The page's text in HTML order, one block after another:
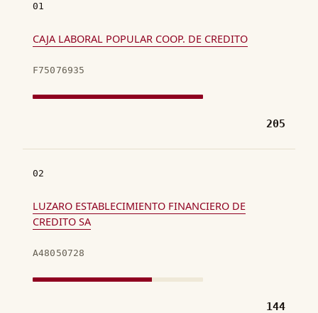
01
CAJA LABORAL POPULAR COOP. DE CREDITO
F75076935
205
02
LUZARO ESTABLECIMIENTO FINANCIERO DE
CREDITO SA
A48050728
144